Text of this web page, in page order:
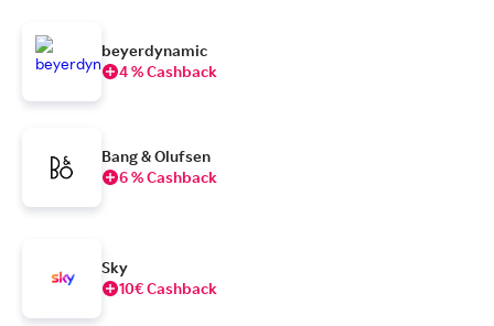
beyerdynamic
4 % Cashback
Bang & Olufsen
6 % Cashback
Sky
10€ Cashback